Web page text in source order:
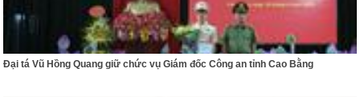
Đại tá Vũ Hồng Quang giữ chức vụ Giám đốc Công an tỉnh Cao Bằng